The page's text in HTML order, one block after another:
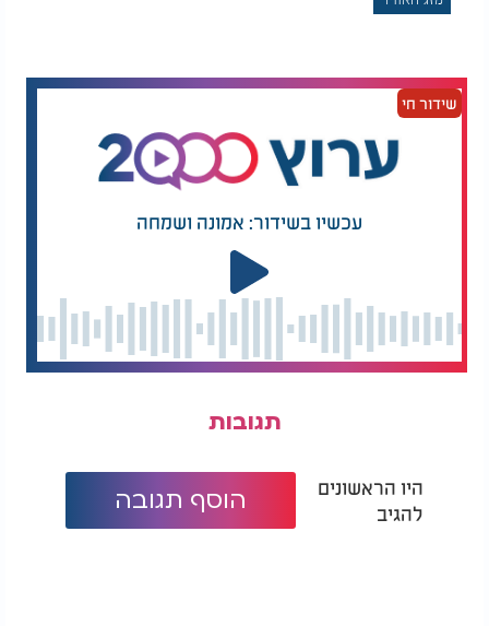
שידור חי
עכשיו בשידור: אמונה ושמחה
תגובות
היו הראשונים
להגיב
הוסף תגובה